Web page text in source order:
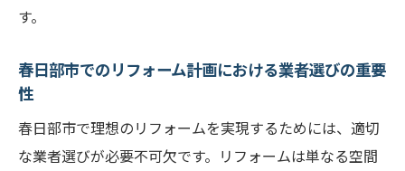
す。
春日部市でのリフォーム計画における業者選びの重要
性
春日部市で理想のリフォームを実現するためには、適切
な業者選びが必要不可欠です。リフォームは単なる空間